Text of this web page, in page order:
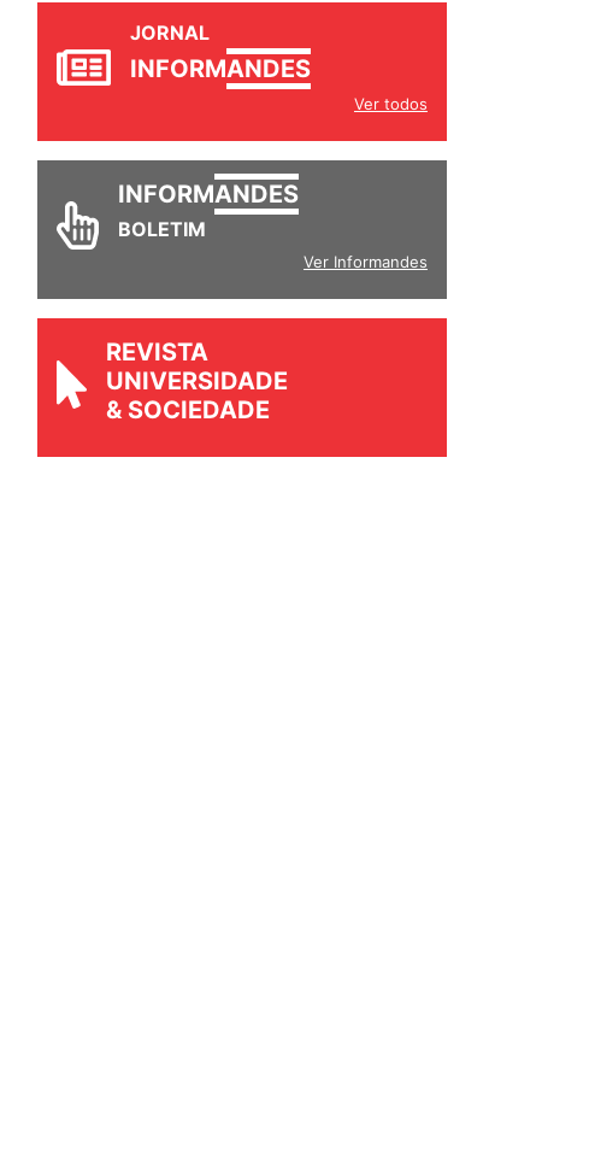
JORNAL
INFORMANDES
Ver todos
INFORMANDES
BOLETIM
Ver Informandes
REVISTA
UNIVERSIDADE
& SOCIEDADE